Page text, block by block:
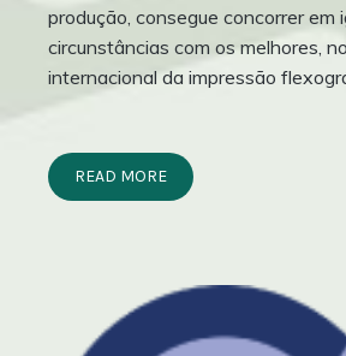
produção, consegue concorrer em
circunstâncias com os melhores,
internacional da impressão
READ MORE